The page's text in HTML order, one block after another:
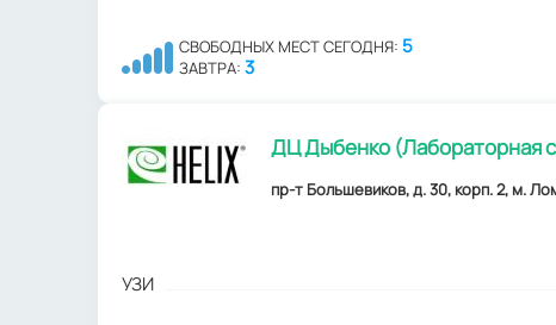
СВОБОДНЫХ МЕСТ СЕГОДНЯ: 5
ЗАВТРА: 3
ДЦ Дыбенко (Лабораторная
пр-т Большевиков, д. 30, корп. 2, м.
УЗИ